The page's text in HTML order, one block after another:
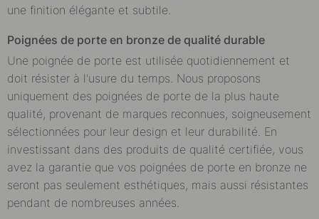
une finition élégante et subtile.
Poignées de porte en bronze de qualité durable
Une poignée de porte est utilisée quotidiennement et
doit résister à l'usure du temps. Nous proposons
uniquement des poignées de porte de la plus haute
qualité, provenant de marques reconnues, soigneusement
sélectionnées pour leur design et leur durabilité. En
investissant dans des produits de qualité certifiée, vous
avez la garantie que vos poignées de porte en bronze ne
seront pas seulement esthétiques, mais aussi résistantes
pendant de nombreuses années.